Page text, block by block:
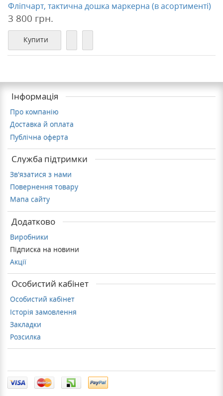
Фліпчарт, тактична дошка маркерна (в асортименті)
3 800 грн.
Купити
Інформація
Про компанію
Доставка й оплата
Публічна оферта
Служба підтримки
Зв'язатися з нами
Повернення товару
Мапа сайту
Додатково
Виробники
Підписка на новини
Акції
Особистий кабінет
Особистий кабінет
Історія замовлення
Закладки
Розсилка